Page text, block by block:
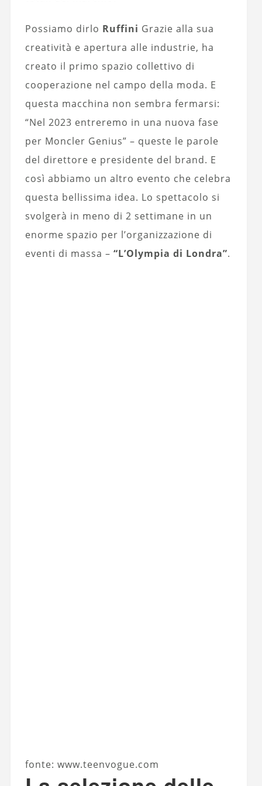
Possiamo dirlo Ruffini Grazie alla sua
creatività e apertura alle industrie, ha
creato il primo spazio collettivo di
cooperazione nel campo della moda. E
questa macchina non sembra fermarsi:
“Nel 2023 entreremo in una nuova fase
per Moncler Genius” – queste le parole
del direttore e presidente del brand. E
così abbiamo un altro evento che celebra
questa bellissima idea. Lo spettacolo si
svolgerà in meno di 2 settimane in un
enorme spazio per l’organizzazione di
eventi di massa – “L’Olympia di Londra”.
fonte: www.teenvogue.com